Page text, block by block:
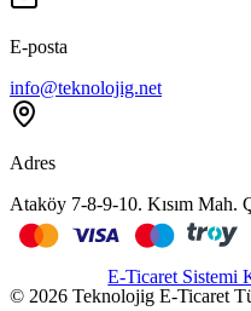
E-posta
info@teknolojig.net
Adres
Ataköy 7-8-9-10. Kısım Mah.
E-Ticaret Sistemi
© 2026 Teknolojig E-Ticaret